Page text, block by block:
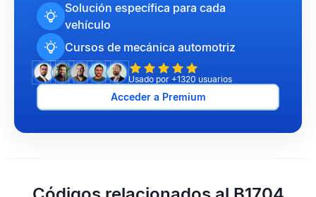
Solución específica para cada
vehículo
Cursos de mecánica automotriz
Usado por +1320 usuarios
Acceder a Premium